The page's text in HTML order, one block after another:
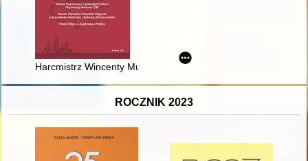
Harcmistrz Wincenty Mucha - niezłomny ojciec brzeskiego
ROCZNIK 2023